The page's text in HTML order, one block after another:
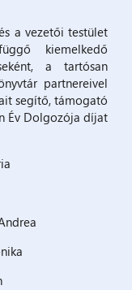
a vezetői testület
kiemelkedő
a tartósan
partnereivel
segítő, támogató
Év Dolgozója díjat